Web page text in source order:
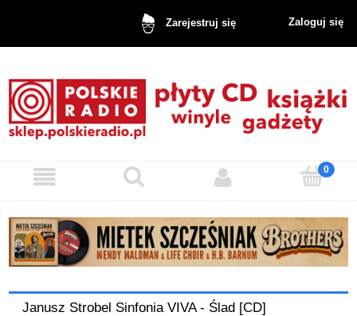
Zarejestruj się Zaloguj się
Janusz Strobel Sinfonia VIVA - Ślad [CD]